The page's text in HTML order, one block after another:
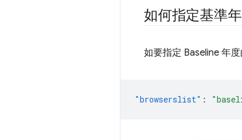
如何指定基準年
如要指定 Baseline 年
"browserslist" :